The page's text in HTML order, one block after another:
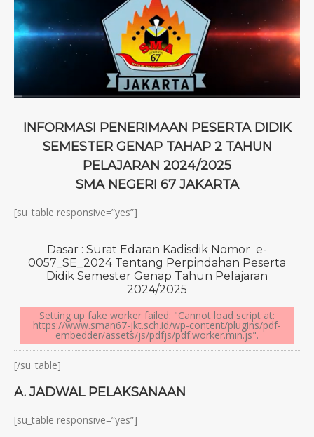
INFORMASI PENERIMAAN PESERTA DIDIK
SEMESTER GENAP TAHAP 2 TAHUN
PELAJARAN 2024/2025
SMA NEGERI 67 JAKARTA
[su_table responsive=”yes”]
Dasar : Surat Edaran Kadisdik Nomor e-
0057_SE_2024 Tentang Perpindahan Peserta
Didik Semester Genap Tahun Pelajaran
2024/2025
Setting up fake worker failed: "Cannot load script at:
https://www.sman67-jkt.sch.id/wp-content/plugins/pdf-
embedder/assets/js/pdfjs/pdf.worker.min.js".
[/su_table]
A. JADWAL PELAKSANAAN
[su_table responsive=”yes”]